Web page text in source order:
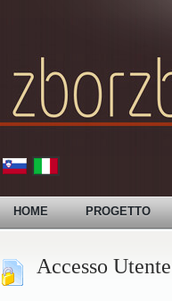
HOME
PROGETTO
Accesso Utente